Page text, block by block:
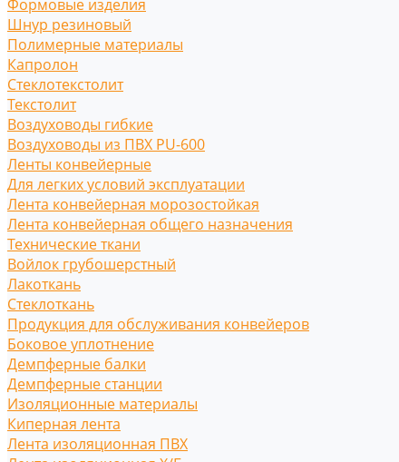
Формовые изделия
Шнур резиновый
Полимерные материалы
Капролон
Стеклотекстолит
Текстолит
Воздуховоды гибкие
Воздуховоды из ПВХ PU-600
Ленты конвейерные
Для легких условий эксплуатации
Лента конвейерная морозостойкая
Лента конвейерная общего назначения
Технические ткани
Войлок грубошерстный
Лакоткань
Стеклоткань
Продукция для обслуживания конвейеров
Боковое уплотнение
Демпферные балки
Демпферные станции
Изоляционные материалы
Киперная лента
Лента изоляционная ПВХ